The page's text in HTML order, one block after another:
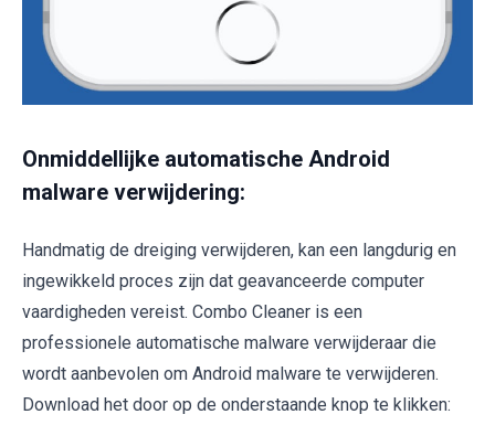
Onmiddellijke automatische Android
malware verwijdering:
Handmatig de dreiging verwijderen, kan een langdurig en
ingewikkeld proces zijn dat geavanceerde computer
vaardigheden vereist. Combo Cleaner is een
professionele automatische malware verwijderaar die
wordt aanbevolen om Android malware te verwijderen.
Download het door op de onderstaande knop te klikken: